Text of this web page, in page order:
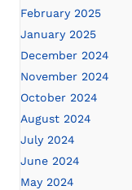
February 2025
January 2025
December 2024
November 2024
October 2024
August 2024
July 2024
June 2024
May 2024